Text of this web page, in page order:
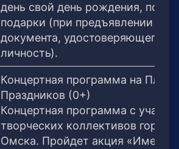
день свой день рождения,
подарки (при предъявлении
документа, удостоверяющего
личность).
Концертная программа на
Праздников (0+)
Концертная программа с
творческих коллективов города
Омска. Пройдет акция